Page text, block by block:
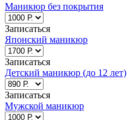
Маникюр без покрытия
Записаться
Японский маникюр
Записаться
Детский маникюр (до 12 лет)
Записаться
Мужской маникюр